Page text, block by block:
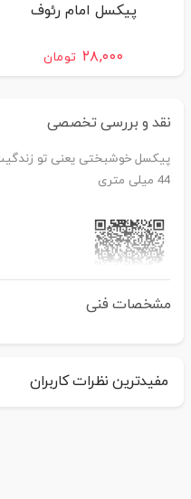
پیکسل امام رئوف
۲۸,۰۰۰ تومان
نقد و بررسی تخصصی
پیکسل خوشبختی یعنی تو
44 میلی متری
اگر برای خرید تمایل به عضویت در
مشخصات فنی
مفیدترین نظرات کاربران